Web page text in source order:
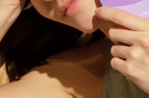
FAQ™ Pure Beauty-Tech Elixir
issa™ Teeth Whitening Set
English Deutsch
Français
Italiano
Svenska
Türkçe
简体中文